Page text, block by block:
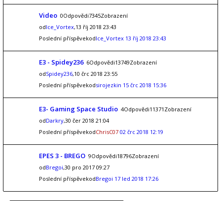
Video 0Odpovědi7345Zobrazení
odIce_Vortex,13 říj 2018 23:43
Poslední příspěvekodIce_Vortex 13 říj 2018 23:43
E3 - Spidey236 6Odpovědi13749Zobrazení
odSpidey236,10 črc 2018 23:55
Poslední příspěvekodsirojezkin 15 črc 2018 15:36
E3- Gaming Space Studio 4Odpovědi11371Zobrazení
odDarkry,30 čer 2018 21:04
Poslední příspěvekodChrisC07 02 črc 2018 12:19
EPES 3 - BREGO 9Odpovědi18796Zobrazení
odBregoi,30 pro 2017 09:27
Poslední příspěvekodBregoi 17 led 2018 17:26